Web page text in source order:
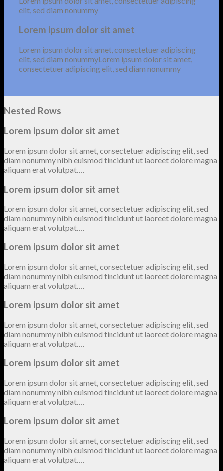
elit, sed diam nonummy
Lorem ipsum dolor sit amet
Lorem ipsum dolor sit amet, consectetuer adipiscing
elit, sed diam nonummyLorem ipsum dolor sit amet,
consectetuer adipiscing elit, sed diam nonummy
Nested Rows
Lorem ipsum dolor sit amet
Lorem ipsum dolor sit amet, consectetuer adipiscing elit, sed
diam nonummy nibh euismod tincidunt ut laoreet dolore magna
aliquam erat volutpat….
Lorem ipsum dolor sit amet
Lorem ipsum dolor sit amet, consectetuer adipiscing elit, sed
diam nonummy nibh euismod tincidunt ut laoreet dolore magna
aliquam erat volutpat….
Lorem ipsum dolor sit amet
Lorem ipsum dolor sit amet, consectetuer adipiscing elit, sed
diam nonummy nibh euismod tincidunt ut laoreet dolore magna
aliquam erat volutpat….
Lorem ipsum dolor sit amet
Lorem ipsum dolor sit amet, consectetuer adipiscing elit, sed
diam nonummy nibh euismod tincidunt ut laoreet dolore magna
aliquam erat volutpat….
Lorem ipsum dolor sit amet
Lorem ipsum dolor sit amet, consectetuer adipiscing elit, sed
diam nonummy nibh euismod tincidunt ut laoreet dolore magna
aliquam erat volutpat….
Lorem ipsum dolor sit amet
Lorem ipsum dolor sit amet, consectetuer adipiscing elit, sed
diam nonummy nibh euismod tincidunt ut laoreet dolore magna
aliquam erat volutpat….